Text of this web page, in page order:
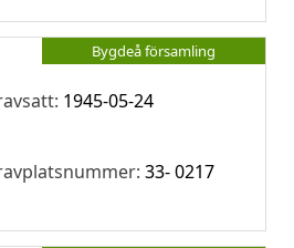
Bygdeå församling
1945-05-24
33- 0217